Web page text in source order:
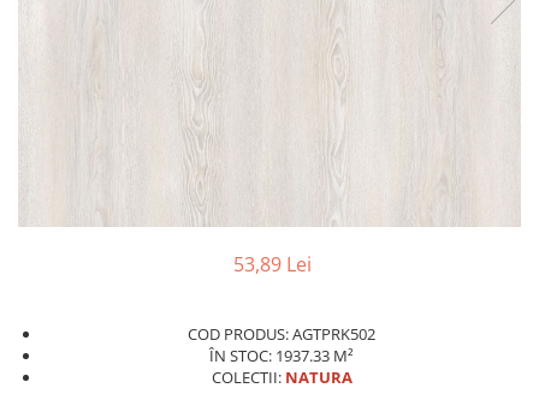
Sigurante Schneider
Tablouri electrice
Tablouri Gewiss
53,89 Lei
COD PRODUS: AGTPRK502
ÎN STOC: 1937.33 M²
COLECTII: NATURA